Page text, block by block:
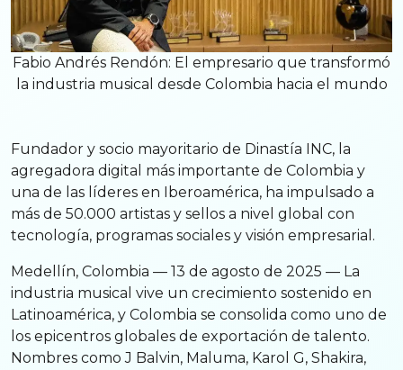
Fabio Andrés Rendón: El empresario que transformó
la industria musical desde Colombia hacia el mundo
Fundador y socio mayoritario de Dinastía INC, la
agregadora digital más importante de Colombia y
una de las líderes en Iberoamérica, ha impulsado a
más de 50.000 artistas y sellos a nivel global con
tecnología, programas sociales y visión empresarial.
Medellín, Colombia — 13 de agosto de 2025 — La
industria musical vive un crecimiento sostenido en
Latinoamérica, y Colombia se consolida como uno de
los epicentros globales de exportación de talento.
Nombres como J Balvin, Maluma, Karol G, Shakira,